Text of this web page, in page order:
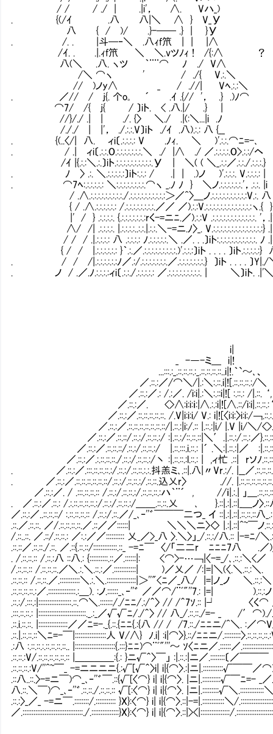
/ / / ./ | .|i'， ∧. Vハ_)
. {(/ｲ .八 八|＼ ∧ } V_У
八 { / )/ .}-── .} | }У
. /. . |斗─‐＼ .八ｨf笊㍉| | |∧
/ｲ. . .|.ｨf笊㍉ ＼ ＼.vツﾉｨ ! /{:∧ ？
八(＼ .八. ヽツ ｀¨¨⌒ ﾉ ./ V∧
/＼ ⌒ヽ ' / ./{ V.:.＼
// )ノy∧ _ / .//| Vﾍ.:.:＼
. ／// / j{. 个o｡ ´ .ｲ .{// '， .} .)ﾉ⌒
⌒7/ /{ j{ / 〕iト. < .八.|/ .} |
//}/./ .| | ./. {〉 ＼./ .|(:＼...|i .ﾉ
/././ | |'， ./.:.:.V〕iト ./ｲ .八).:.: 八 {__
. {(..〈/| 八. ィi〔.:.:.:.: V .ﾉｨ. ＼ )'.:.:.⌒ﾆ=-､
. / .| ィi〔.:.:.O.:.:.:.:.:.:.:.＼ ./ |∧ ./ ／.:.:.:.:.O>.:.:/ヘ
/ｲ |{.:.:＼.:.〕iト.:.:.:.:.:.:.:.:.:.:.У | ＼( ( ＼_.:.:／.:.:./.:.:.:.}
. ﾉ 〉 .:. ＼.:.:.:.:.:〕iト:.:.: / .| | .)ノ )'.:.:.:. V.:.:.:.: |
. ⌒7ﾍ:.:.:.:.:.: ＼:.:.:.:.:.:.:.:.⌒ヽ _.ﾉ ﾉ } ＼ノ.:.:.:.:.:.:.'，.:.:. |i
/ .∧.:.:.:.:.:.:.:.:.:./.:.:.:.:.:.:.:.:.:.:＞／^〉＿ノ.:.:.:.:.:.:.:.:.:.:V.:. 八
{ / .∧.:.:.:.:.:.: /.:.:.:.:.:.:.:.:.／／ ／).:.:V.:.:.:.:.:.:.:.:.:.:.:.:.:ヽ.{ }
|' / } .:.:.:.:. {.:.:.:.:.:.:.:rく-=ニﾆ.／).:.:V .:.:.:.:.:.:.:.:.:.:.:.:. '，.|'
∧/ /| .:.:.:.:. |.:.:.:.:..:.:.|.:.:.＼-=ニ.ﾉ〉_. V.:.:.:.:.:.:.:.:.:.:.:.:.:.:}
/ / / .|.:.:.:.: 八 .:.:.:.: ﾉ.:.:.:.:.:.＼ .／. . .〕iト:.:.:.:.:.:.:.:.:.:.:. ﾉ
{ / / |.:.:.:.:.:.: }｀.:.／.:.:.:.:.:.:.:.:.:.)'.:.:.:〕iト . . . . 〕iト.:.:.:.:.:}
. / / /|.:.:.:.:.:.:ﾉ／.:/.:.:.:.:.:.:.:.／.:.:.:.:.:.:.:.} 〕iト . . . . 〕Y|./
. ノ / .／.ﾉ.:.:.:.:ィi〔.:.:./.:.:.:.:.: ／.:.:.:.:.:.:.:.:.:. | ＼〕iト. .|'
i|
_ -―-ミ＿ i|!
...:::.:_.::.::.::.:_.::.::.::.::..i|!.｀`～､、
／.::.:／/⌒＼/|.:＼:.::.i|![.::.::.::.:/＼
／.::.:／.: /.:／. /i:i|.:＼:.::i|![ :.::.: /|.::. ‘,
／.::.:／. <>∧:i:i:ｉ:|∧.:.:i|![∧.::/
／.::.:／.::.::.::.::.::. /.V|i:i:i/ V.: i|![〈i:i:〉i:i:/￢
／.::.:／.::.::.::.::.::.::.::/|.::.:|i:/.:: |.::.:|i/ |.V |i/＼/
／.::.:／.::.::/.::.:/.::.::.:/ :|.::.:/::.::.::|＼′.|.::.:/.::.:／
／.::.:／.::.::.::/.::.:/.::.::.:/ |.::.:::.i.::.: |´ .＼:|.::.:|／㍉
／.::.:／.:.::.::.::./.::.:/.::.::.:/丶 :|.::.::.:l.::.: | ,ィ忙 .::| rソﾉ
. ／.::.:／.:::.::.::.::.:/.::.:/.::.::.:.:.抖羔ミ､.::|.八|〃Vr.:/. |__／
. ／.::.:／.::.::.::.::.::.::/.::.:/.::.::.:/.::.::.込乂r〉 .//.
／.::.:／. / .:::.::.::.:: /.::.:/.::.::.:/.::.::.::.:ハ｀¨´ , //ｉ|.:.| 」＿
. ／.::.:／.::.: /.:.::.::.::.::.:/.::.:/.::.::.:/＿＿.::.::.乂 ､ }.::|.:|.::|_＿ノ〉.::
／.::.:／..::.::.::/ :.::.::.::.:: /.::.:/.::.／/_､‐''゛￣￣￣二つ_ イ ::|.:|.::|.::.::.::八_.:
.::.／.::.::. ／/.::.::.::.::.／.::／／::::::| ＼＼＼ニ〉◇ |.:|.::|^~￣ノ
/.::..::. ／.::/.::.::.: ／:.:／／:::::::::: 乂_／>_八 〉.＼〉」_/.::.:/八.:: |-=ﾆ/＼
.::.::／.::.::./.::. ／.::{.::.::/:::::::::::::.::_ -=ﾆ￣ 〈/「二二r㍉ﾆﾆﾆ7八 .／)＿
. /.::.::.:: /.::.:八 ::八.: {::::::::::.::／.::::::|: <⌒>-…￢|〈-=_/､.::.:＼<／
/.::.::.:: /.::.::.::.／＼.:.＼.::.:／.::::::::::::| )／乂／ /:|=|＼(〈.＼.::.:＼.
.::.::.:: /.::.::.／.:::::::::::＼.:.＼.::::::::::::::::|＞''"<ﾆ／_八./ |=|ノ_ノ ＼.::.:
.::.::.::.::.:／.:::::::::::::::.:＿). :ノ.::::::_､‐''゛ ／／⌒/¨ﾞ"''7.: |=|
.::.:/.:::.:|::::::::::::::::::.::.⌒＼.:::::::/./ﾆﾆ/.:/＾〉 // /＾7ｿ.:: |┘ 〈く⌒ ／
.:::.::.::.: |::::::::::::::::::::::::::._.:_／√√ﾆ/./＾〉 // 八_/.::.::./=- _ /′⌒)./
.::.i.::.::. |::::::::::::::::／／ﾆ=-._{.::.{ﾆﾆ{.:{八 // / /7.::./ﾆﾆニ/^＼. :／⌒V/
.::.|.::.::.::＼ﾆ=-￣|:::::::::::::::::人 V/∧} ﾉ.i| :i|⌒〉}.::/ﾆﾆニ/.:::::::::〉
.:八 :.::.::.:.::.::.::.::.. |::::::::::::::::::::::{.:::}ﾆﾆ)⌒¨ﾞ"'''～ ｿ〈ﾆニ／.::::::／
.::.::.:V/.::.::.::.::.::.:: |＿＿＿＿:{.: }ニ√＾〉￣」 :|.::.:|ニ／.::::::::〔／￣￣￣ 乂
.::.::.::.:V/''^~￣_ -=ニニニニ{.:√[√＾〉i| i|{⌒〉.:|ニ|.:::::::::::√￣￣／⌒)⌒:〕
.::八..::.〉-=ニ￣)⌒_､‐''゛￣.::{√[〈⌒} i| i|{⌒〉. |ニ|.::::::::::√￣ﾆ=- _／
八.::.＼￣)⌒_､‐''゛.::.::./.::.::.:: √[:〈⌒} i| i|{⌒〉. |ニ|.:::::::::√＼
.::.:〉_／_ -=ニ￣.::::::::/.::::::::::: }X}:〈⌒} i| i|{⌒〉.::|-=|.::::::::::::＼/
／.:::::::::::::::::::::::::::::::::./.:::::::::::::::}X}:〈⌒} i| i|{⌒〉.::|><|::::::::::::::::/